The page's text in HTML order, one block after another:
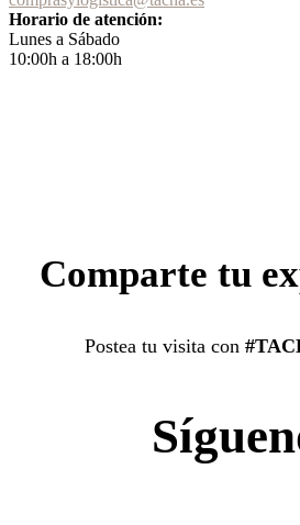
Horario de atención:
Lunes a Sábado
10:00h a 18:00h
Comparte tu
Postea tu visita con